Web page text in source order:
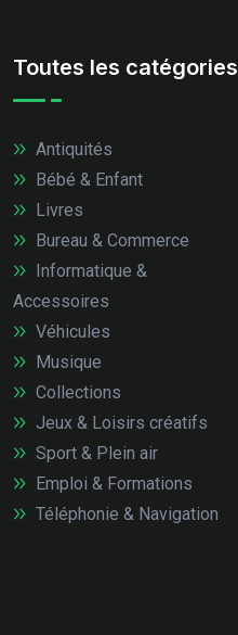
Toutes les catégories
Antiquités
Bébé & Enfant
Livres
Bureau & Commerce
Informatique &
Accessoires
Véhicules
Musique
Collections
Jeux & Loisirs créatifs
Sport & Plein air
Emploi & Formations
Téléphonie & Navigation